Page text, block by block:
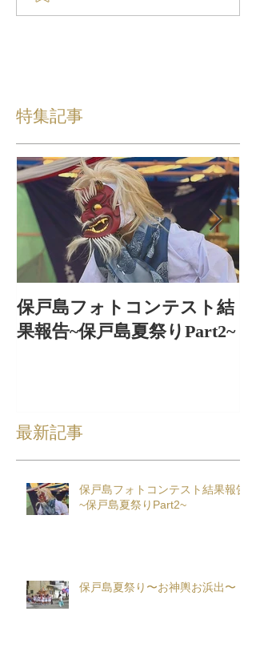
特集記事
保戸島フォトコンテスト結
果報告~保戸島夏祭りPart2~
最新記事
保戸島フォトコンテスト結果報告
~保戸島夏祭りPart2~
保戸島夏祭り〜お神輿お浜出〜